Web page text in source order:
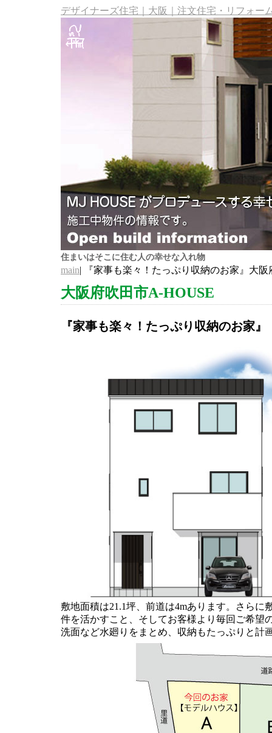
デザイナーズ住宅｜大阪｜注文住宅・リフォー
住まいはそこに住む人の幸せな入れ物
main| 『家事も楽々！たっぷり収納のお家』大阪
大阪府吹田市A-HOUSE
『家事も楽々！たっぷり収納のお家』
敷地面積は21.1坪、前道は4mあります。さら
件を活かすこと、そしてお客様より毎回ご希
洗面など水廻りをまとめ、収納もたっぷりと計